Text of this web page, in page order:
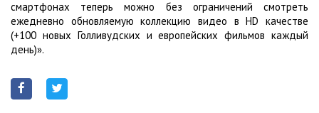
смартфонах теперь можно без ограничений смотреть
ежедневно обновляемую коллекцию видео в HD качестве
(+100 новых Голливудских и европейских фильмов каждый
день)».